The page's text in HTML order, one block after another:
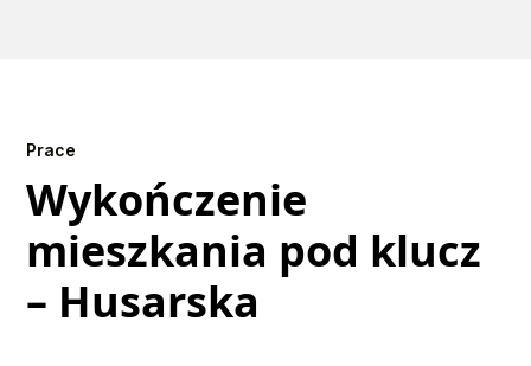
Prace
Wykończenie
mieszkania pod klucz
– Husarska